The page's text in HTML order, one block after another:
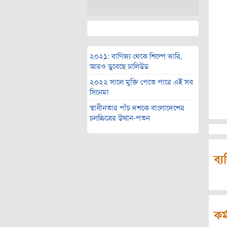
২০২১: বাণিজ্য থেকে শিল্পে ভারি,
আরও ডুবেছে ঢালিউড
২০২২ সালে মুক্তি পেতে পারে এই সব
সিনেমা
স্বাধীনতার পাঁচ দশকে বাংলাদেশের
চলচ্চিত্রের উত্থান-পতন